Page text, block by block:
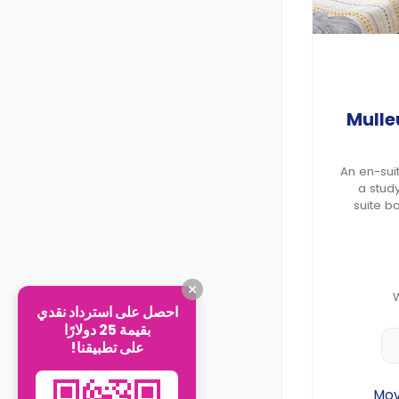
An en-
a study desk with a chair, an en-
suite
احصل على استرداد نقدي
بقيمة 25 دولارًا
على تطبيقنا!